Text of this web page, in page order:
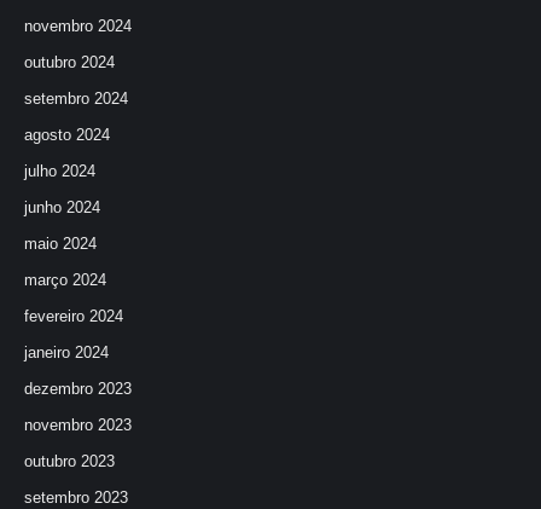
novembro 2024
outubro 2024
setembro 2024
agosto 2024
julho 2024
junho 2024
maio 2024
março 2024
fevereiro 2024
janeiro 2024
dezembro 2023
novembro 2023
outubro 2023
setembro 2023